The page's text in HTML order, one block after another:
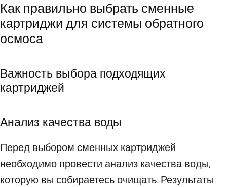
Как правильно выбрать сменные
картриджи для системы обратного
осмоса
Важность выбора подходящих
картриджей
Анализ качества воды
Перед выбором сменных картриджей
необходимо провести анализ качества воды,
которую вы собираетесь очищать. Результаты